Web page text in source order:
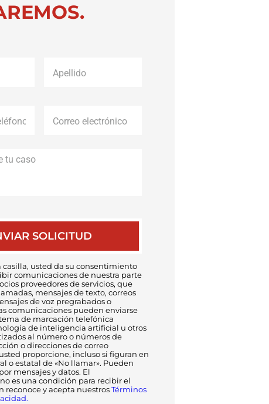
electrónico *
casilla, usted da su consentimiento
comunicaciones de nuestra parte
proveedores de servicios, que
mensajes de texto, correos
de voz pregrabados o
comunicaciones pueden enviarse
de marcación telefónica
de inteligencia artificial u otros
al número o números de
o direcciones de correo
proporcione, incluso si figuran en
o estatal de «No llamar». Pueden
mensajes y datos. El
es una condición para recibir el
reconoce y acepta nuestros Términos